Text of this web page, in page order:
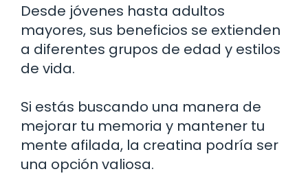
Desde jóvenes hasta adultos
mayores, sus beneficios se extienden
a diferentes grupos de edad y estilos
de vida.
Si estás buscando una manera de
mejorar tu memoria y mantener tu
mente afilada, la creatina podría ser
una opción valiosa.